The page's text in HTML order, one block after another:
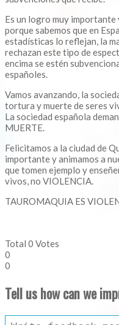
Es un logro muy importante
porque sabemos que en
estadísticas lo reflejan, la
rechazan este tipo de
encima se estén
españoles.
Vamos avanzando, la
tortura y muerte de seres
La sociedad española
MUERTE.
Felicitamos a la ciudad de
importante y animamos a
que tomen ejemplo y
vivos, no VIOLENCIA.
TAUROMAQUIA ES
Total 0 Votes
0
0
Tell us how can we